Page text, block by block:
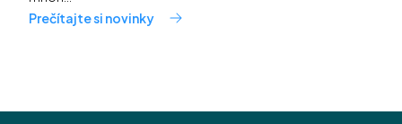
Prečítajte si novinky